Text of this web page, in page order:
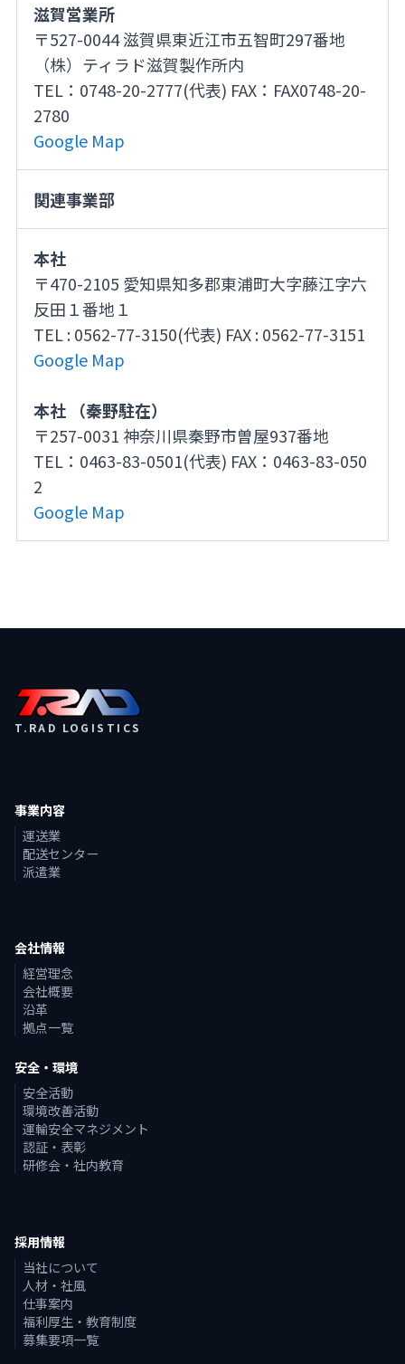
滋賀営業所
〒527-0044 滋賀県東近江市五智町297番地
（株）ティラド滋賀製作所内
TEL：0748-20-2777(代表) FAX：FAX0748-20-
2780
Google Map
関連事業部
本社
〒470-2105 愛知県知多郡東浦町大字藤江字六
反田１番地１
TEL : 0562-77-3150(代表) FAX : 0562-77-3151
Google Map
本社 （秦野駐在）
〒257-0031 神奈川県秦野市曽屋937番地
TEL：0463-83-0501(代表) FAX：0463-83-050
2
Google Map
T.RAD LOGISTICS
事業内容
運送業
配送センター
派遣業
会社情報
経営理念
会社概要
沿革
拠点一覧
安全・環境
安全活動
環境改善活動
運輸安全マネジメント
認証・表彰
研修会・社内教育
採用情報
当社について
人材・社風
仕事案内
福利厚生・教育制度
募集要項一覧